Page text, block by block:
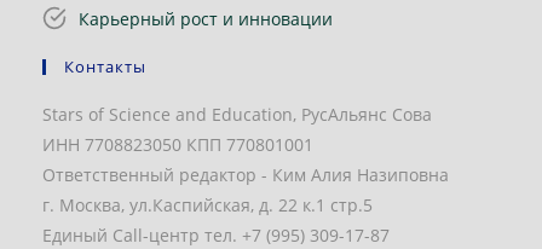
Карьерный рост и инновации
Контакты
Stars of Science and Education, РусАльянс Сова
ИНН 7708823050 КПП 770801001
Ответственный редактор - Ким Алия Назиповна
г. Москва, ул.Каспийская, д. 22 к.1 стр.5
Единый Call-центр тел. +7 (995) 309-17-87